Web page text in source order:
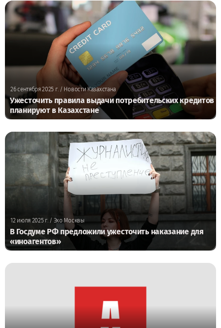
26 сентября 2025 г./ Новости Казахстана
Ужесточить правила выдачи потребительских кредитов
планируют в Казахстане
12 июля 2025 г./ Эхо Москвы
В Госдуме РФ предложили ужесточить наказание для
«иноагентов»